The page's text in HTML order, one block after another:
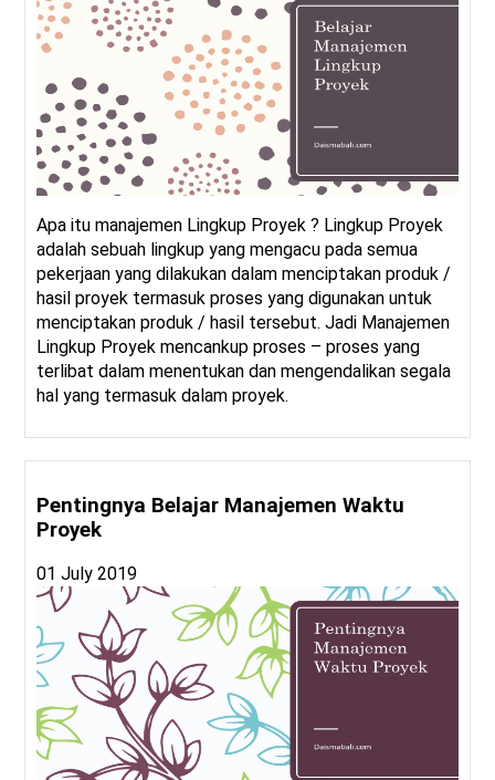
Apa itu manajemen Lingkup Proyek ? Lingkup Proyek
adalah sebuah lingkup yang mengacu pada semua
pekerjaan yang dilakukan dalam menciptakan produk /
hasil proyek termasuk proses yang digunakan untuk
menciptakan produk / hasil tersebut. Jadi Manajemen
Lingkup Proyek mencankup proses – proses yang
terlibat dalam menentukan dan mengendalikan segala
hal yang termasuk dalam proyek.
Pentingnya Belajar Manajemen Waktu
Proyek
01 July 2019